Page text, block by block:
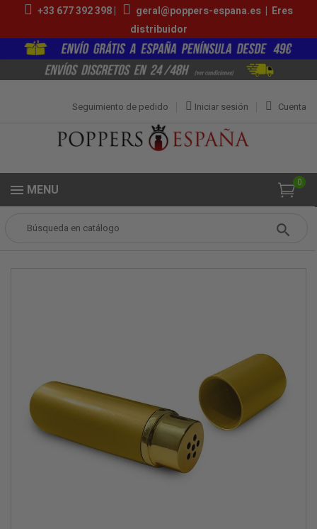
+33 677 392 398 | geral@poppers-espana.es | Eres
distribuidor
Cuenta
Iniciar sesión
Seguimiento de pedido
0
MENU
Accesórios Poppers Inhalador para Popper de Aluminio - Oro